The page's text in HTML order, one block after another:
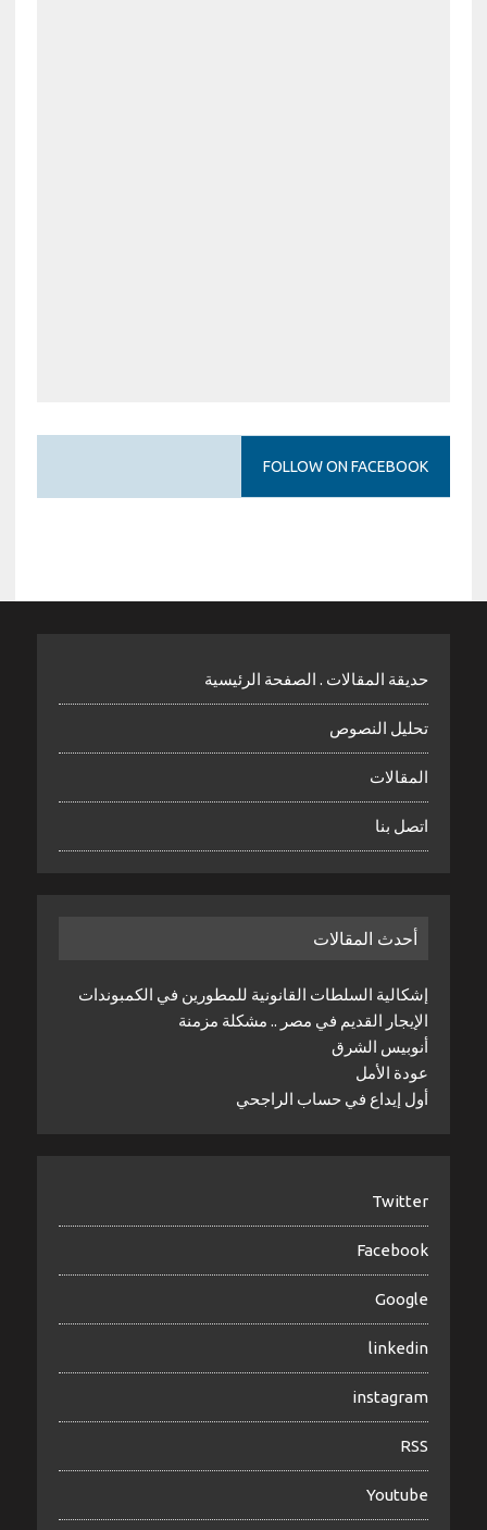
FOLLOW ON FACEBOOK
حديقة المقالات . الصفحة الرئيسية
تحليل النصوص
المقالات
اتصل بنا
أحدث المقالات
إشكالية السلطات القانونية للمطورين في الكمبوندات
الإيجار القديم في مصر .. مشكلة مزمنة
أنوبيس الشرق
عودة الأمل
أول إيداع في حساب الراجحي
Twitter
Facebook
Google
linkedin
instagram
RSS
Youtube